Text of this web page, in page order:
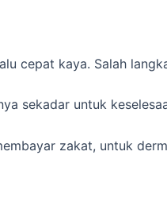
cepat kaya. Salah
sekadar untuk
zakat, untuk